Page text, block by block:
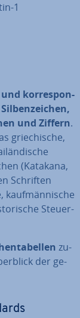
1
und kor­re­spon­
und Ziffern.
grie­chi­sche,
(Katakana,
Schriften
kauf­män­ni­sche
Steu­er­
zu­
der ge­